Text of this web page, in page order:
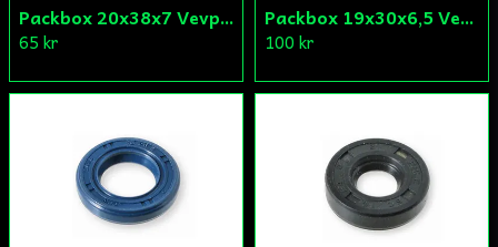
Packbox 20x38x7 Vevparti Derbi (original)
65 kr
Packbox 19x30x6,5 Vevparti Vä Aprilia/Derbi/Gilera (original)
100 kr